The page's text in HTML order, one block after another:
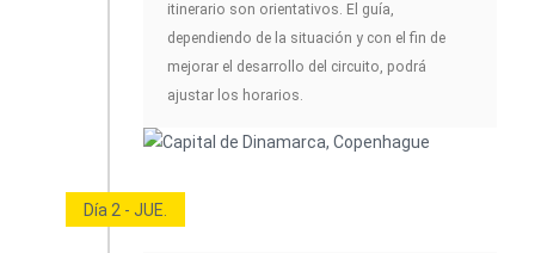
itinerario son orientativos. El guía,
dependiendo de la situación y con el fin de
mejorar el desarrollo del circuito, podrá
ajustar los horarios.
Día 2 - JUE.